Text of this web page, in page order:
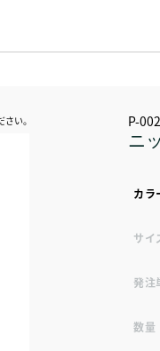
い。 P-002
ニ
カラ
サイ
発注
数量